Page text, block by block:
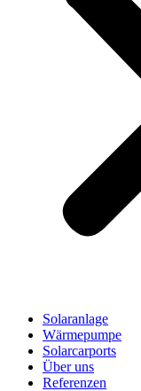
Solaranlage
Wärmepumpe
Solarcarports
Über uns
Referenzen